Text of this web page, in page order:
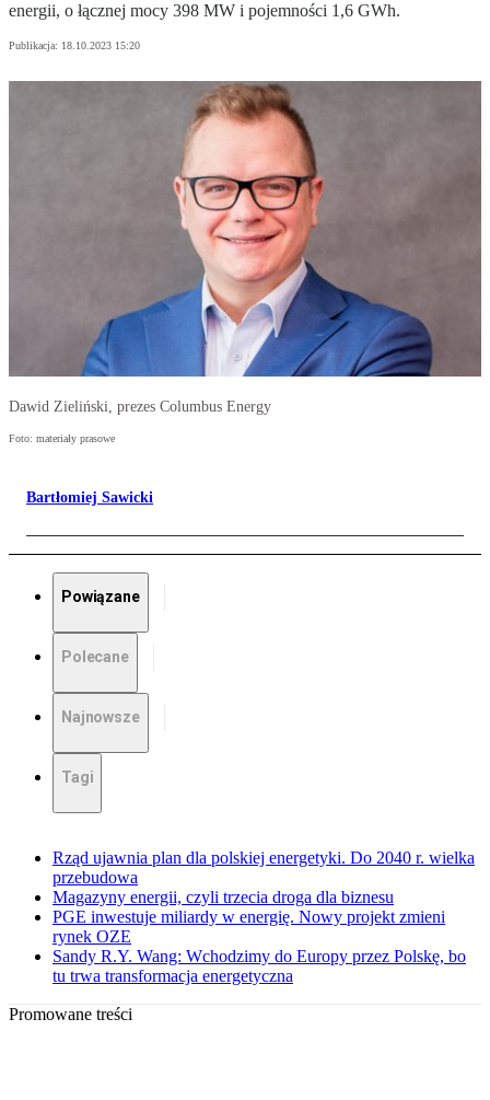
energii, o łącznej mocy 398 MW i pojemności 1,6 GWh.
Publikacja: 18.10.2023 15:20
Dawid Zieliński, prezes Columbus Energy
Foto: materiały prasowe
Bartłomiej Sawicki
Powiązane
Polecane
Najnowsze
Tagi
Rząd ujawnia plan dla polskiej energetyki. Do 2040 r. wielka
przebudowa
Magazyny energii, czyli trzecia droga dla biznesu
PGE inwestuje miliardy w energię. Nowy projekt zmieni
rynek OZE
Sandy R.Y. Wang: Wchodzimy do Europy przez Polskę, bo
tu trwa transformacja energetyczna
Promowane treści